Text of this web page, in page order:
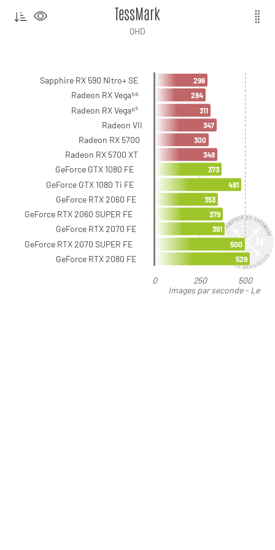
Images par seconde - Le
TessMark
QHD
0 250 500
Sapphire RX 590 Nitro+ SE
Radeon RX Vega⁵⁶
Radeon RX Vega⁶⁴
Radeon VII
Radeon RX 5700
Radeon RX 5700 XT
GeForce GTX 1080 FE
GeForce GTX 1080 Ti FE
GeForce RTX 2060 FE
GeForce RTX 2060 SUPER FE
GeForce RTX 2070 FE
GeForce RTX 2070 SUPER FE
GeForce RTX 2080 FE
296
284
311
347
300
348
373
481
353
379
391
500
529